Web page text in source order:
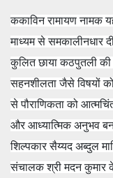
ककाविन रामायण नामक
माध्यम से समकालीनधार
कुलित छाया कठपुतली
सहनशीलता जैसे विषयों
से पौराणिकता को
और आध्यात्मिक अनुभव
शिल्पकार सैय्यद अब्दुल
संचालक श्री मदन कुमार के